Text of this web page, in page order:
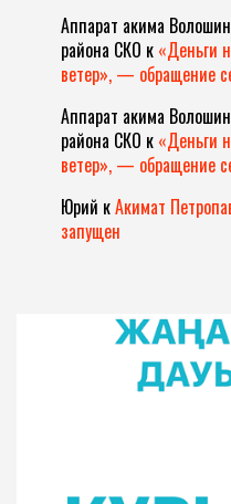
Аппарат акима
района СКО к «Деньги
ветер», — обращение
Аппарат акима
района СКО к «Деньги
ветер», — обращение
Юрий кАкимат
запущен